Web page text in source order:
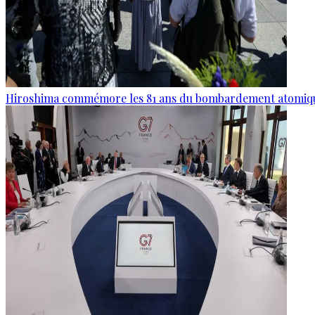
Hiroshima commémore les 81 ans du bombardement